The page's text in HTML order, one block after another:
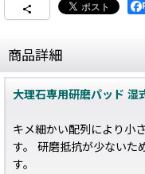
商品詳細
大理石専用研磨パッド 湿
キメ細かい配列により小
す。 研磨抵抗が少ないた
す。